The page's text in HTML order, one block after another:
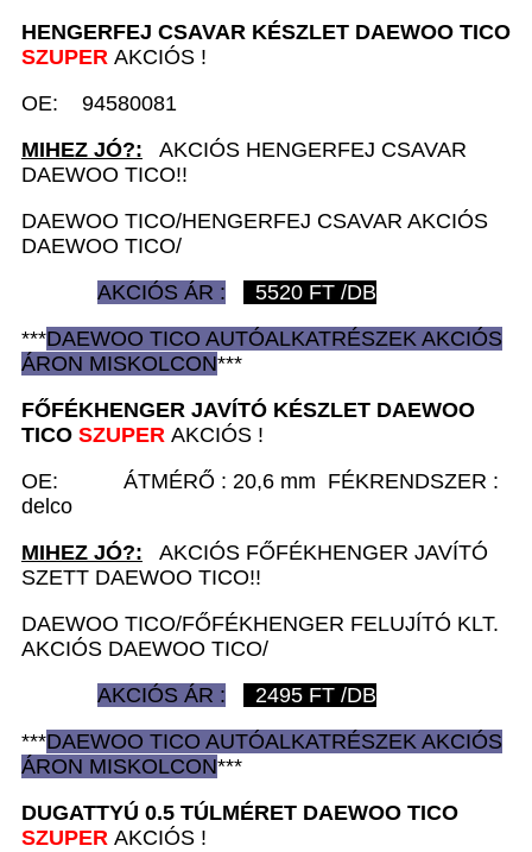
HENGERFEJ CSAVAR KÉSZLET DAEWOO TICO
SZUPER AKCIÓS !
OE: 94580081
MIHEZ JÓ?: AKCIÓS HENGERFEJ CSAVAR
DAEWOO TICO!!
DAEWOO TICO/HENGERFEJ CSAVAR AKCIÓS
DAEWOO TICO/
AKCIÓS ÁR :
5520 FT /DB
***DAEWOO TICO AUTÓALKATRÉSZEK AKCIÓS
ÁRON MISKOLCON***
FŐFÉKHENGER JAVÍTÓ KÉSZLET DAEWOO
TICO SZUPER AKCIÓS !
OE: ÁTMÉRŐ : 20,6 mm FÉKRENDSZER :
delco
MIHEZ JÓ?: AKCIÓS FŐFÉKHENGER JAVÍTÓ
SZETT DAEWOO TICO!!
DAEWOO TICO/FŐFÉKHENGER FELUJÍTÓ KLT.
AKCIÓS DAEWOO TICO/
AKCIÓS ÁR :
2495 FT /DB
***DAEWOO TICO AUTÓALKATRÉSZEK AKCIÓS
ÁRON MISKOLCON***
DUGATTYÚ 0.5 TÚLMÉRET DAEWOO TICO
SZUPER AKCIÓS !